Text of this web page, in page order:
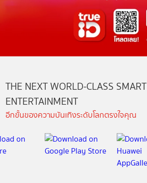
THE NEXT WORLD-CLASS SMART
ENTERTAINMENT
อีกขั้นของความบันเทิงระดับโลกตรงใจคุณ